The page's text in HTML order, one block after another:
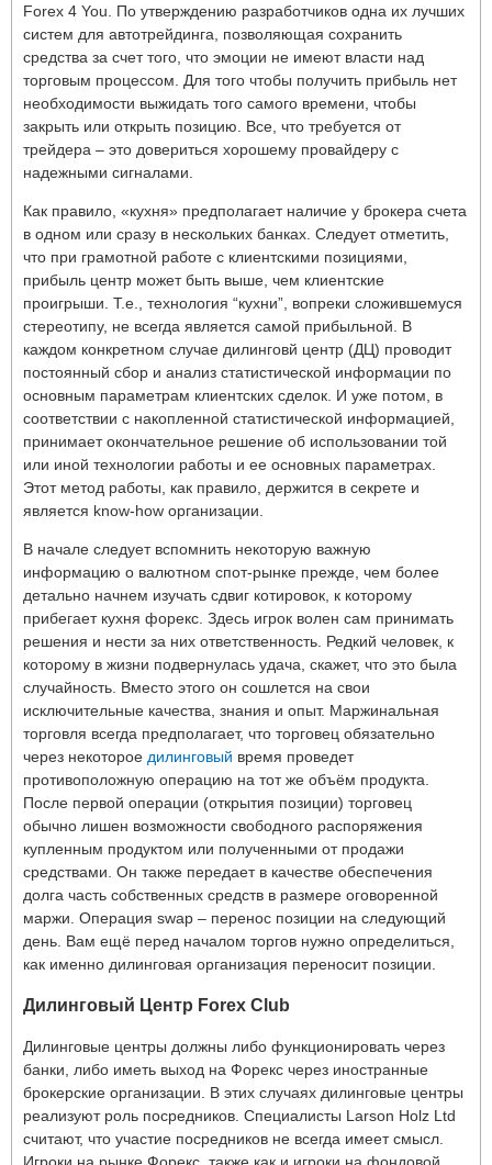
Forex 4 You. По утверждению разработчиков одна их лучших
систем для автотрейдинга, позволяющая сохранить
средства за счет того, что эмоции не имеют власти над
торговым процессом. Для того чтобы получить прибыль нет
необходимости выжидать того самого времени, чтобы
закрыть или открыть позицию. Все, что требуется от
трейдера – это довериться хорошему провайдеру с
надежными сигналами.
Как правило, «кухня» предполагает наличие у брокера счета
в одном или сразу в нескольких банках. Следует отметить,
что при грамотной работе с клиентскими позициями,
прибыль центр может быть выше, чем клиентские
проигрыши. Т.е., технология “кухни”, вопреки сложившемуся
стереотипу, не всегда является самой прибыльной. В
каждом конкретном случае дилинговй центр (ДЦ) проводит
постоянный сбор и анализ статистической информации по
основным параметрам клиентских сделок. И уже потом, в
соответствии с накопленной статистической информацией,
принимает окончательное решение об использовании той
или иной технологии работы и ее основных параметрах.
Этот метод работы, как правило, держится в секрете и
является know-how организации.
В начале следует вспомнить некоторую важную
информацию о валютном спот-рынке прежде, чем более
детально начнем изучать сдвиг котировок, к которому
прибегает кухня форекс. Здесь игрок волен сам принимать
решения и нести за них ответственность. Редкий человек, к
которому в жизни подвернулась удача, скажет, что это была
случайность. Вместо этого он сошлется на свои
исключительные качества, знания и опыт. Маржинальная
торговля всегда предполагает, что торговец обязательно
через некоторое дилинговый время проведет
противоположную операцию на тот же объём продукта.
После первой операции (открытия позиции) торговец
обычно лишен возможности свободного распоряжения
купленным продуктом или полученными от продажи
средствами. Он также передает в качестве обеспечения
долга часть собственных средств в размере оговоренной
маржи. Операция swap – перенос позиции на следующий
день. Вам ещё перед началом торгов нужно определиться,
как именно дилинговая организация переносит позиции.
Дилинговый Центр Forex Club
Дилинговые центры должны либо функционировать через
банки, либо иметь выход на Форекс через иностранные
брокерские организации. В этих случаях дилинговые центры
реализуют роль посредников. Специалисты Larson Holz Ltd
считают, что участие посредников не всегда имеет смысл.
Игроки на рынке Форекс, также как и игроки на фондовой